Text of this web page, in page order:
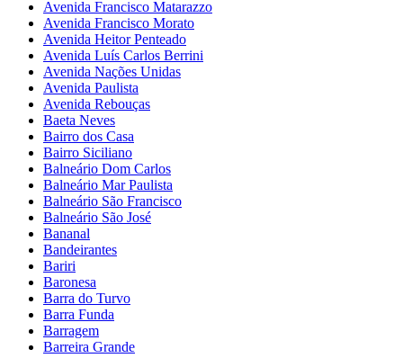
Avenida Francisco Matarazzo
Avenida Francisco Morato
Avenida Heitor Penteado
Avenida Luís Carlos Berrini
Avenida Nações Unidas
Avenida Paulista
Avenida Rebouças
Baeta Neves
Bairro dos Casa
Bairro Siciliano
Balneário Dom Carlos
Balneário Mar Paulista
Balneário São Francisco
Balneário São José
Bananal
Bandeirantes
Bariri
Baronesa
Barra do Turvo
Barra Funda
Barragem
Barreira Grande